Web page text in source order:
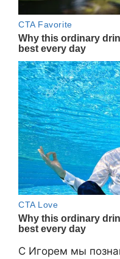
С Игорем мы